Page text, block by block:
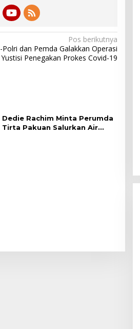
Pos berikutnya
Polri dan Pemda Galakkan Operasi
Penegakan Prokes Covid-19
Dedie Rachim Minta Perumda
Tirta Pakuan Salurkan Air